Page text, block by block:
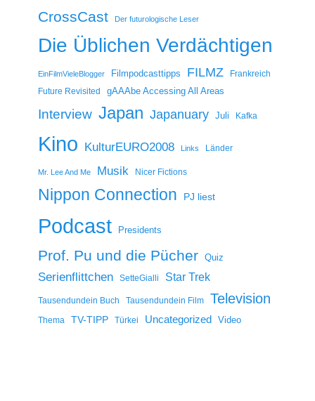
CrossCast Der futurologische Leser
Die Üblichen Verdächtigen
EinFilmVieleBlogger Filmpodcasttipps FILMZ
Frankreich
Future Revisited
gAAAbe Accessing All Areas
Interview Japan Japanuary Juli Kafka
Kino KulturEURO2008 Links Länder
Mr. Lee And Me Musik Nicer Fictions
Nippon Connection PJ liest
Podcast Presidents
Prof. Pu und die Pücher Quiz
Serienflittchen SetteGialli Star Trek
Tausendundein Buch Tausendundein Film Television
Thema TV-TIPP Türkei Uncategorized Video